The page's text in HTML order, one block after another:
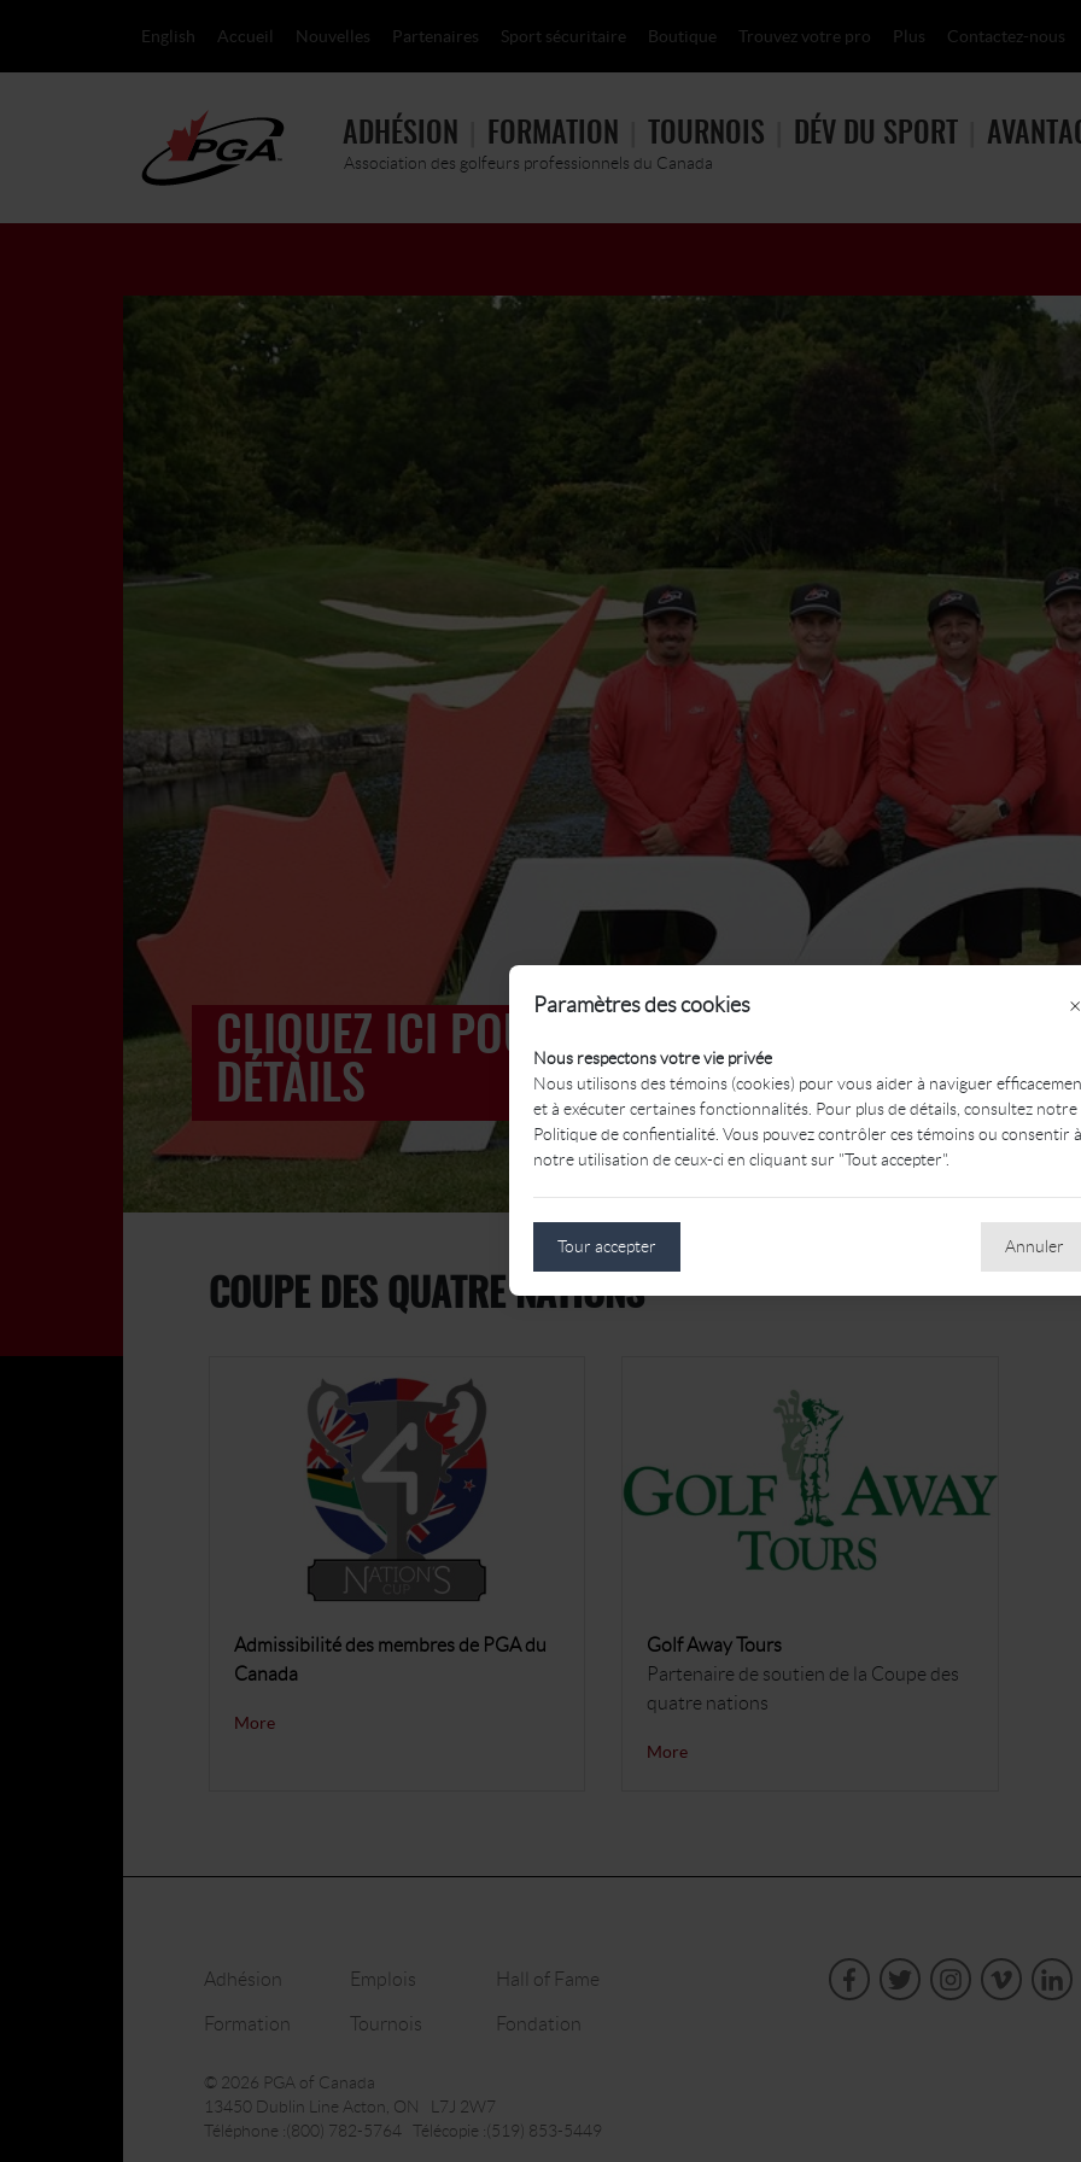
Paramètres des cookies
Nous respectons votre vie privée
Nous utilisons des témoins (cookies) pour vous aider à naviguer
et à exécuter certaines fonctionnalités. Pour plus de détails, consultez notre
Politique de confientialité. Vous pouvez contrôler ces témoins ou consentir à
notre utilisation de ceux-ci en cliquant sur "Tout accepter".
Tour accepter Annuler
×
English Accueil Nouvelles Partenaires Sport sécuritaire Boutique Trouvez votre pro Plus Contactez-nous
ADHÉSION FORMATION TOURNOIS DÉV DU SPORT
Association des golfeurs professionnels du Canada
CLIQUEZ ICI POUR PLUS DE
DÉTAILS
COUPE DES QUATRE NATIONS
Admissibilité des membres de PGA du
Canada
More
Golf Away Tours
Partenaire de soutien de la Coupe des
quatre nations
More
Adhésion
Formation
Emplois
Tournois
Hall of Fame
Fondation
© 2026 PGA of Canada
13450 Dublin Line Acton, ON L7J 2W7
Téléphone :(800) 782-5764 Télécopie :(519) 853-5449